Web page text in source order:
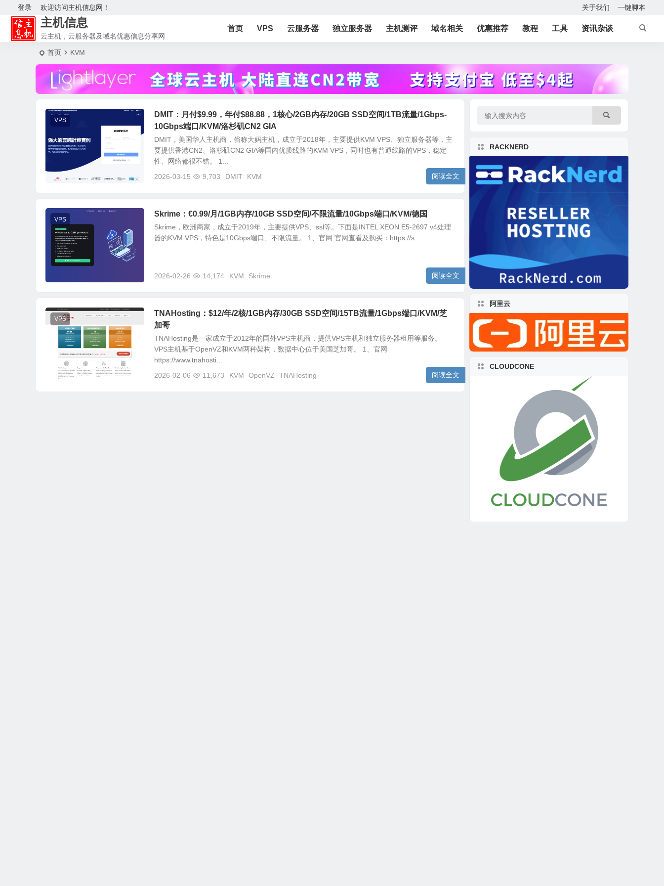
欢迎访问主机信息网！
登录 关于我们 一键脚本
主机信息
云主机，云服务器及域名优惠信息分享网
首页 VPS 云服务器 独立服务器 主机测评 域名相关 优惠推荐 教程 工具 资讯杂谈
首页 KVM
VPS
DMIT：月付$9.99，年付$88.88，1核心/2GB内存/20GB SSD空间/1TB流量/1Gbps-
10Gbps端口/KVM/洛杉矶CN2 GIA
DMIT，美国华人主机商，俗称大妈主机，成立于2018年，主要提供KVM VPS、独立服务器等，主
要提供香港CN2、洛杉矶CN2 GIA等国内优质线路的KVM VPS，同时也有普通线路的VPS，稳定
性、网络都很不错。 1...
2026-03-15
9,703 DMIT KVM 阅读全文
VPS
Skrime：€0.99/月/1GB内存/10GB SSD空间/不限流量/10Gbps端口/KVM/德国
Skrime，欧洲商家，成立于2019年，主要提供VPS、ssl等。下面是INTEL XEON E5-2697 v4处理
器的KVM VPS，特色是10Gbps端口、不限流量。 1、官网 官网查看及购买：https://s...
2026-02-26 14,174 KVM Skrime 阅读全文
VPS
TNAHosting：$12/年/2核/1GB内存/30GB SSD空间/15TB流量/1Gbps端口/KVM/芝
加哥
TNAHosting是一家成立于2012年的国外VPS主机商，提供VPS主机和独立服务器租用等服务。
VPS主机基于OpenVZ和KVM两种架构，数据中心位于美国芝加哥。 1、官网
https://www.tnahosti...
2026-02-06
11,673 KVM OpenVZ TNAHosting 阅读全文
RACKNERD
阿里云
CLOUDCONE